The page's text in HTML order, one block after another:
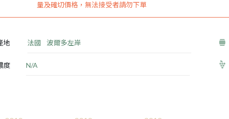
量及確切價格，無法接受者請勿下單
地 法國 波爾多左岸
度 N/A